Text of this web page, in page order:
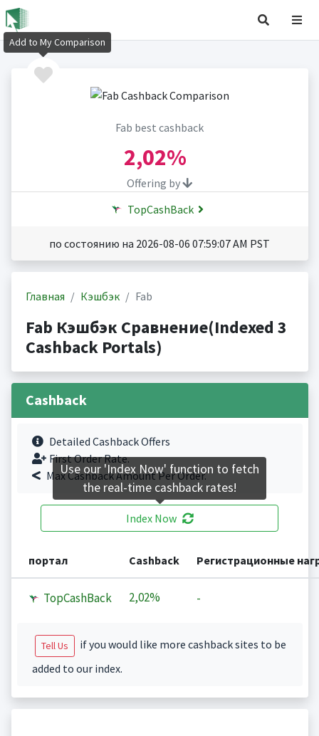
Fab best cashback
2,02%
Offering by
TopCashBack
по состоянию на 2026-08-06 07:59:07 AM PST
Главная Кэшбэк Fab
Fab Кэшбэк Сравнение(Indexed 3
Cashback Portals)
Cashback
Detailed Cashback Offers
First Order Rate.
Max Cashback Amount Per Order.
Index Now
портал Cashback Регистрационные
TopCashBack 2,02% -
Tell Us
if you would like more cashback sites to be
added to our index.
Add to My Comparison
Use our 'Index Now' function to fetch
the real-time cashback rates!